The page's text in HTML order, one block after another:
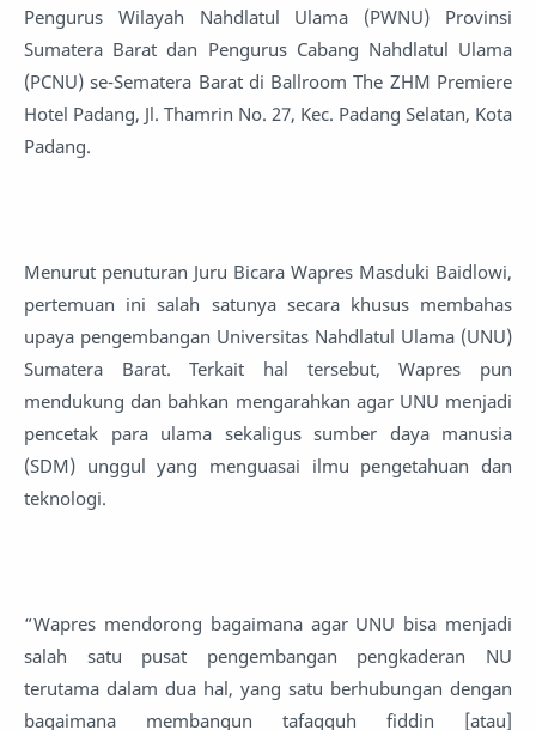
Pengurus Wilayah Nahdlatul Ulama (PWNU) Provinsi
Sumatera Barat dan Pengurus Cabang Nahdlatul Ulama
(PCNU) se-Sematera Barat di Ballroom The ZHM Premiere
Hotel Padang, Jl. Thamrin No. 27, Kec. Padang Selatan, Kota
Padang.
Menurut penuturan Juru Bicara Wapres Masduki Baidlowi,
pertemuan ini salah satunya secara khusus membahas
upaya pengembangan Universitas Nahdlatul Ulama (UNU)
Sumatera Barat. Terkait hal tersebut, Wapres pun
mendukung dan bahkan mengarahkan agar UNU menjadi
pencetak para ulama sekaligus sumber daya manusia
(SDM) unggul yang menguasai ilmu pengetahuan dan
teknologi.
“Wapres mendorong bagaimana agar UNU bisa menjadi
salah satu pusat pengembangan pengkaderan NU
terutama dalam dua hal, yang satu berhubungan dengan
bagaimana membangun tafaqquh fiddin [atau]